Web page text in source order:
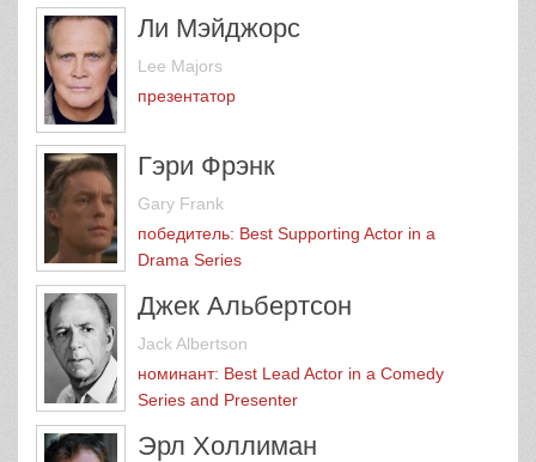
Ли Мэйджорс
Lee Majors
презентатор
Гэри Фрэнк
Gary Frank
победитель: Best Supporting Actor in a
Drama Series
Джек Альбертсон
Jack Albertson
номинант: Best Lead Actor in a Comedy
Series and Presenter
Эрл Холлиман